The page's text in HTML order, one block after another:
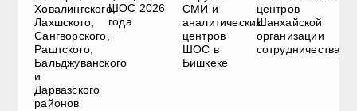
Ховалингского,
Лахшского,
Сангворского,
Раштского,
Бальджуванского
и
Дарвазского
районов
ШОС 2026
года
СМИ и
аналитических
центров
ШОС в
Бишкеке
центров
Шанхайской
организации
сотрудничества